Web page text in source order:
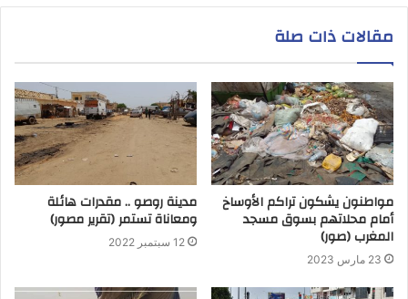
مقالات ذات صلة
مواطنون يشكون تراكم الأوساخ
أمام محلاتهم بسوق مسجد
المغرب (صور)
23 مارس 2023
مدينة روصو .. مقدرات هائلة
ومعاناة تستمر (تقرير مصور)
12 سبتمبر 2022